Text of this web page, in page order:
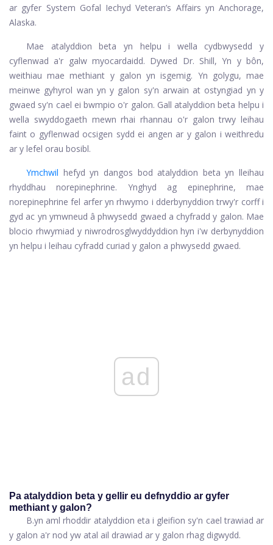
ar gyfer System Gofal Iechyd Veteran’s Affairs yn Anchorage,
Alaska.
Mae atalyddion beta yn helpu i wella cydbwysedd y
cyflenwad a'r galw myocardaidd. Dywed Dr. Shill, Yn y bôn,
weithiau mae methiant y galon yn isgemig. Yn golygu, mae
meinwe gyhyrol wan yn y galon sy'n arwain at ostyngiad yn y
gwaed sy'n cael ei bwmpio o'r galon. Gall atalyddion beta helpu i
wella swyddogaeth mewn rhai rhannau o'r galon trwy leihau
faint o gyflenwad ocsigen sydd ei angen ar y galon i weithredu
ar y lefel orau bosibl.
Ymchwil hefyd yn dangos bod atalyddion beta yn lleihau
rhyddhau norepinephrine. Ynghyd ag epinephrine, mae
norepinephrine fel arfer yn rhwymo i dderbynyddion trwy'r corff i
gyd ac yn ymwneud â phwysedd gwaed a chyfradd y galon. Mae
blocio rhwymiad y niwrodrosglwyddyddion hyn i'w derbynyddion
yn helpu i leihau cyfradd curiad y galon a phwysedd gwaed.
ad
Pa atalyddion beta y gellir eu defnyddio ar gyfer
methiant y galon?
B.yn aml rhoddir atalyddion eta i gleifion sy'n cael trawiad ar
y galon a'r nod yw atal ail drawiad ar y galon rhag digwydd.